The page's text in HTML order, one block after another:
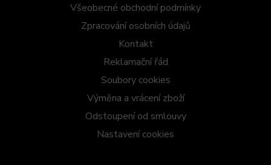
Všeobecné obchodní podmínky
Zpracování osobních údajů
Kontakt
Reklamační řád
Soubory cookies
Výměna a vrácení zboží
Odstoupení od smlouvy
Nastavení cookies